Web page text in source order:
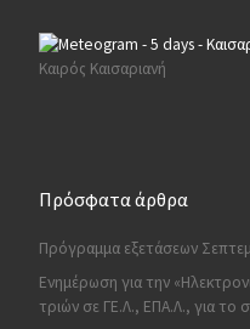
Καιρός Καισαριανή
Πρόσφατα άρθρα
Πρόγραμμα εξετάσεων
Ενημέρωση για την
τριών σε ΓΕ.Λ., ΕΠΑ.Λ., για το